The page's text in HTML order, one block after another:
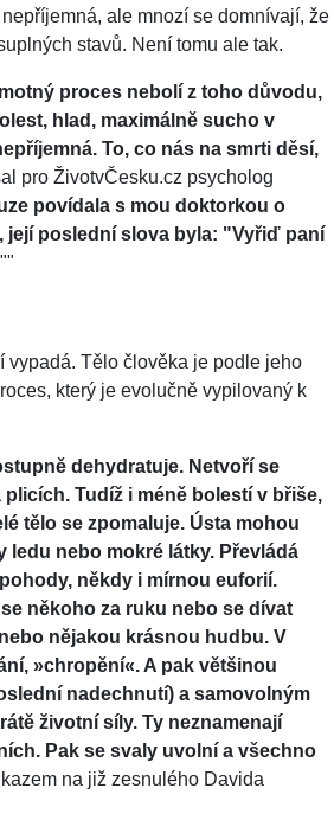
ale mnozí se domnívají, že
stavů. Není tomu ale tak.
proces nebolí z toho důvodu,
hlad, maximálně sucho v
To, co nás na smrti děsí,
pro ŽivotvČesku.cz psycholog
povídala s mou doktorkou o
její poslední slova byla: "Vyřiď paní
vypadá. Tělo člověka je podle jeho
který je evolučně vypilovaný k
dehydratuje. Netvoří se
Tudíž i méně bolestí v břiše,
tělo se zpomaluje. Ústa mohou
ledu nebo mokré látky. Převládá
někdy i mírnou euforií.
někoho za ruku nebo se dívat
nějakou krásnou hudbu. V
»chropění«. A pak většinou
nadechnutí) a samovolným
životní síly. Ty neznamenají
Pak se svaly uvolní a všechno
na již zesnulého Davida